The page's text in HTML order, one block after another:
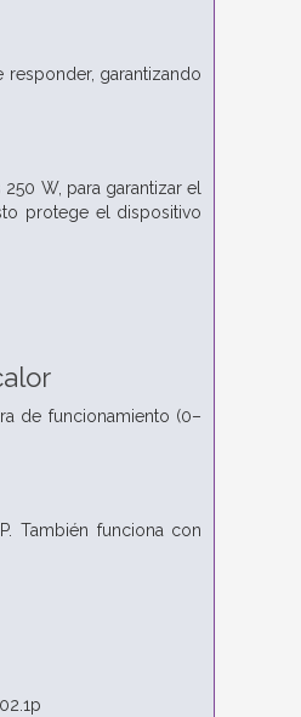
responder, garantizando
W, para garantizar el
protege el dispositivo
de funcionamiento (0–
También funciona con